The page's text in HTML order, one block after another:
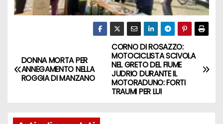
CORNO DI ROSAZZO:
MOTOCICLISTA SCIVOLA
NEL GRETO DEL FIUME
JUDRIO DURANTE IL
MOTORADUNO: FORTI
TRAUMI PER LUI
DONNA MORTA PER
ANNEGAMENTO NELLA
ROGGIA DI MANZANO